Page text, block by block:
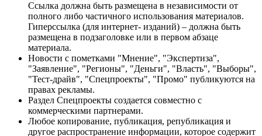
Ссылка должна быть размещена в независимости от
полного либо частичного использования материалов.
Гиперссылка (для интернет- изданий) – должна быть
размещена в подзаголовке или в первом абзаце
материала.
Новости с пометками "Мнение", "Экспертиза",
"Заявление", "Регионы", "Деньги", "Власть", "Выборы",
"Тест-драйв", "Спецпроекты", "Промо" публикуются на
правах рекламы.
Раздел Спецпроекты создается совместно с
коммерческими партнерами.
Любое копирование, публикация, републикация и
другое распространение информации, которое содержит